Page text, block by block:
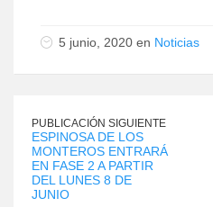
5 junio, 2020 en Noticias
PUBLICACIÓN SIGUIENTE
ESPINOSA DE LOS
MONTEROS ENTRARÁ
EN FASE 2 A PARTIR
DEL LUNES 8 DE
JUNIO